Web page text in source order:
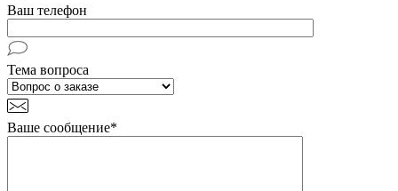
Ваш телефон
Тема вопроса
Ваше сообщение*